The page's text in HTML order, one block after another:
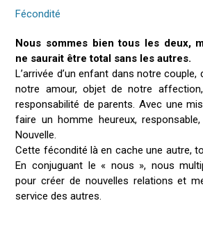
Fécondité
Nous sommes bien tous les deux,
ne saurait être total sans les autres.
L’arrivée d’un enfant dans notre
notre amour, objet de notre
responsabilité de parents. Avec une
faire un homme heureux,
Nouvelle.
Cette fécondité là en cache une autre,
En conjuguant le « nous », nous
pour créer de nouvelles relations et
service des autres.